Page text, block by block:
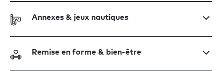
Annexes & jeux nautiques
Remise en forme & bien-être